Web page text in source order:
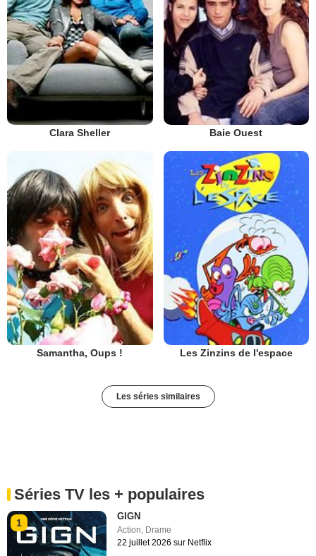
Clara Sheller Baie Ouest
Samantha, Oups ! Les Zinzins de l'espace
Les séries similaires
Séries TV les + populaires
1
GIGN
Action, Drame
22 juillet 2026 sur Netflix